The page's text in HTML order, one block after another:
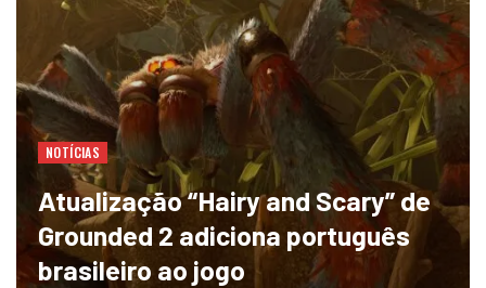
NOTÍCIAS
Atualização “Hairy and Scary” de
Grounded 2 adiciona português
brasileiro ao jogo